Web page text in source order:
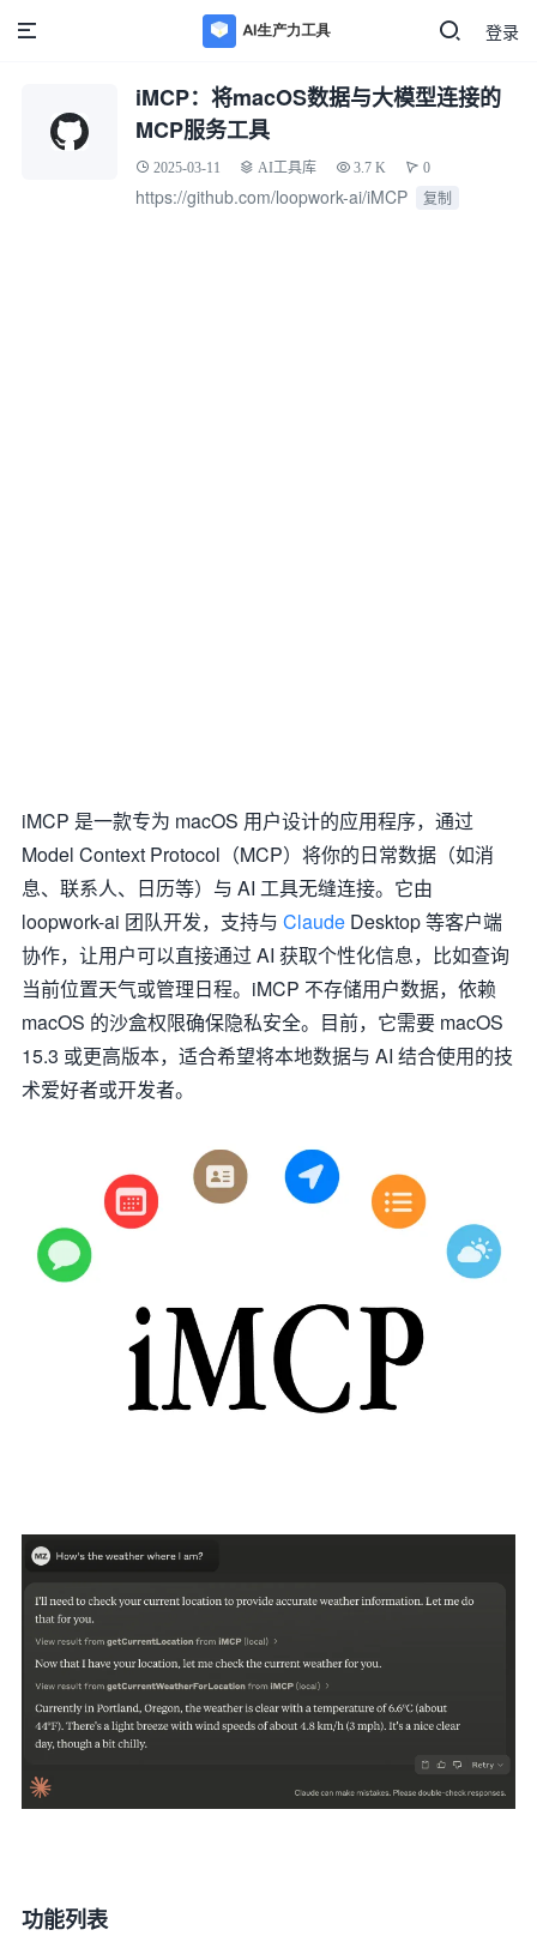
登录
iMCP：将macOS数据与大模型连接的
MCP服务工具
2025-03-11 AI工具库 3.7 K 0
https://github.com/loopwork-ai/iMCP 复制
iMCP 是一款专为 macOS 用户设计的应用程序，通过
Model Context Protocol（MCP）将你的日常数据（如消
息、联系人、日历等）与 AI 工具无缝连接。它由
loopwork-ai 团队开发，支持与 Claude Desktop 等客户端
协作，让用户可以直接通过 AI 获取个性化信息，比如查询
当前位置天气或管理日程。iMCP 不存储用户数据，依赖
macOS 的沙盒权限确保隐私安全。目前，它需要 macOS
15.3 或更高版本，适合希望将本地数据与 AI 结合使用的技
术爱好者或开发者。
功能列表